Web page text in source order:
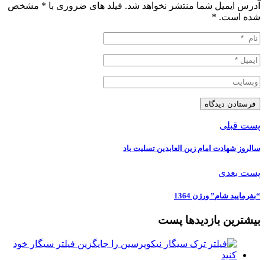
آدرس ایمیل شما منتشر نخواهد شد. فیلد های ضروری با * مشخص
شده است. *
پست قبلی
سالروز شهادت امام زین العابدین تسلیت باد
پست بعدی
“بفرمایید شام” ورژن 1364
بیشترین بازدیدها پست